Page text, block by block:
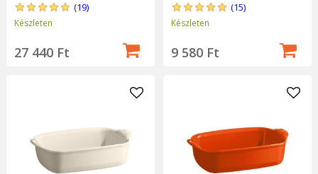
(19)
Készleten
27 440 Ft
(15)
Készleten
9 580 Ft